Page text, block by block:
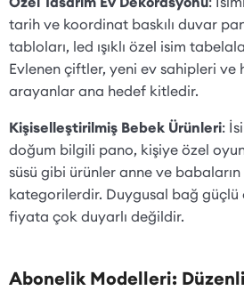
tarih ve koordinat baskılı duvar
tabloları, led ışıklı özel isim
Evlenen çiftler, yeni ev sahipleri ve
arayanlar ana hedef kitledir.
Kişiselleştirilmiş Bebek Ürünleri:
doğum bilgili pano, kişiye özel
süsü gibi ürünler anne ve
kategorilerdir. Duygusal bağ
fiyata çok duyarlı değildir.
Abonelik Modelleri: